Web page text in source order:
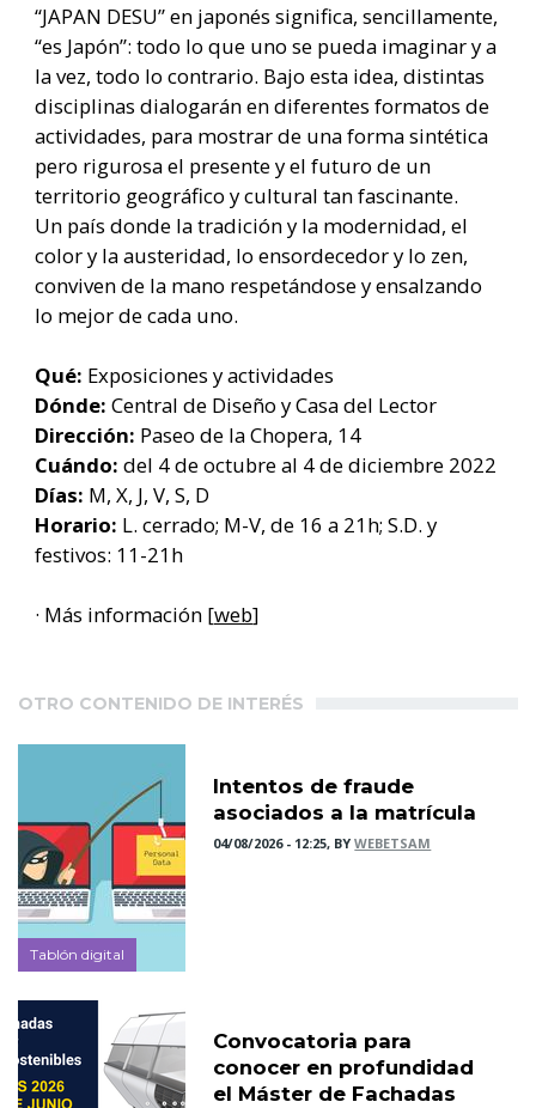
“JAPAN DESU” en japonés significa, sencillamente,
“es Japón”: todo lo que uno se pueda imaginar y a
la vez, todo lo contrario. Bajo esta idea, distintas
disciplinas dialogarán en diferentes formatos de
actividades, para mostrar de una forma sintética
pero rigurosa el presente y el futuro de un
territorio geográfico y cultural tan fascinante.
Un país donde la tradición y la modernidad, el
color y la austeridad, lo ensordecedor y lo zen,
conviven de la mano respetándose y ensalzando
lo mejor de cada uno.
Qué: Exposiciones y actividades
Dónde: Central de Diseño y Casa del Lector
Dirección: Paseo de la Chopera, 14
Cuándo: del 4 de octubre al 4 de diciembre 2022
Días: M, X, J, V, S, D
Horario: L. cerrado; M-V, de 16 a 21h; S.D. y
festivos: 11-21h
· Más información [web]
OTRO CONTENIDO DE INTERÉS
Tablón digital
Intentos de fraude
asociados a la matrícula
04/08/2026 - 12:25, BYWEBETSAM
Convocatoria para
conocer en profundidad
el Máster de Fachadas